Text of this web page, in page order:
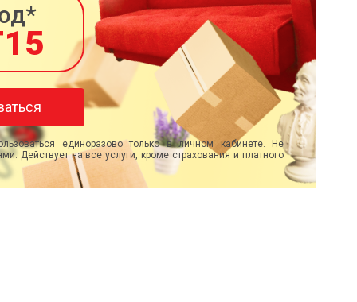
единоразово только в личном кабинете. Не
Действует на все услуги, кроме страхования и платного